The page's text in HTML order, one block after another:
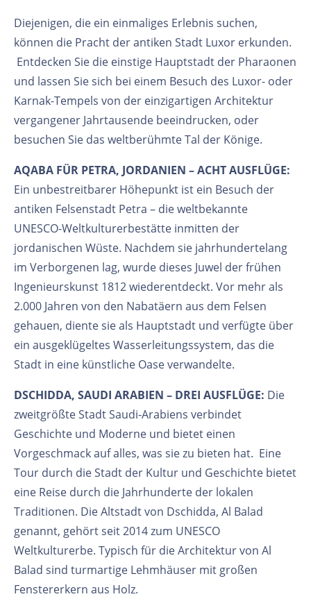
Diejenigen, die ein einmaliges Erlebnis suchen,
können die Pracht der antiken Stadt Luxor erkunden.
Entdecken Sie die einstige Hauptstadt der Pharaonen
und lassen Sie sich bei einem Besuch des Luxor- oder
Karnak-Tempels von der einzigartigen Architektur
vergangener Jahrtausende beeindrucken, oder
besuchen Sie das weltberühmte Tal der Könige.
AQABA FÜR PETRA, JORDANIEN – ACHT AUSFLÜGE:
Ein unbestreitbarer Höhepunkt ist ein Besuch der
antiken Felsenstadt Petra – die weltbekannte
UNESCO-Weltkulturerbestätte inmitten der
jordanischen Wüste. Nachdem sie jahrhundertelang
im Verborgenen lag, wurde dieses Juwel der frühen
Ingenieurskunst 1812 wiederentdeckt. Vor mehr als
2.000 Jahren von den Nabatäern aus dem Felsen
gehauen, diente sie als Hauptstadt und verfügte über
ein ausgeklügeltes Wasserleitungssystem, das die
Stadt in eine künstliche Oase verwandelte.
DSCHIDDA, SAUDI ARABIEN – DREI AUSFLÜGE: Die
zweitgrößte Stadt Saudi-Arabiens verbindet
Geschichte und Moderne und bietet einen
Vorgeschmack auf alles, was sie zu bieten hat. Eine
Tour durch die Stadt der Kultur und Geschichte bietet
eine Reise durch die Jahrhunderte der lokalen
Traditionen. Die Altstadt von Dschidda, Al Balad
genannt, gehört seit 2014 zum UNESCO
Weltkulturerbe. Typisch für die Architektur von Al
Balad sind turmartige Lehmhäuser mit großen
Fenstererkern aus Holz.